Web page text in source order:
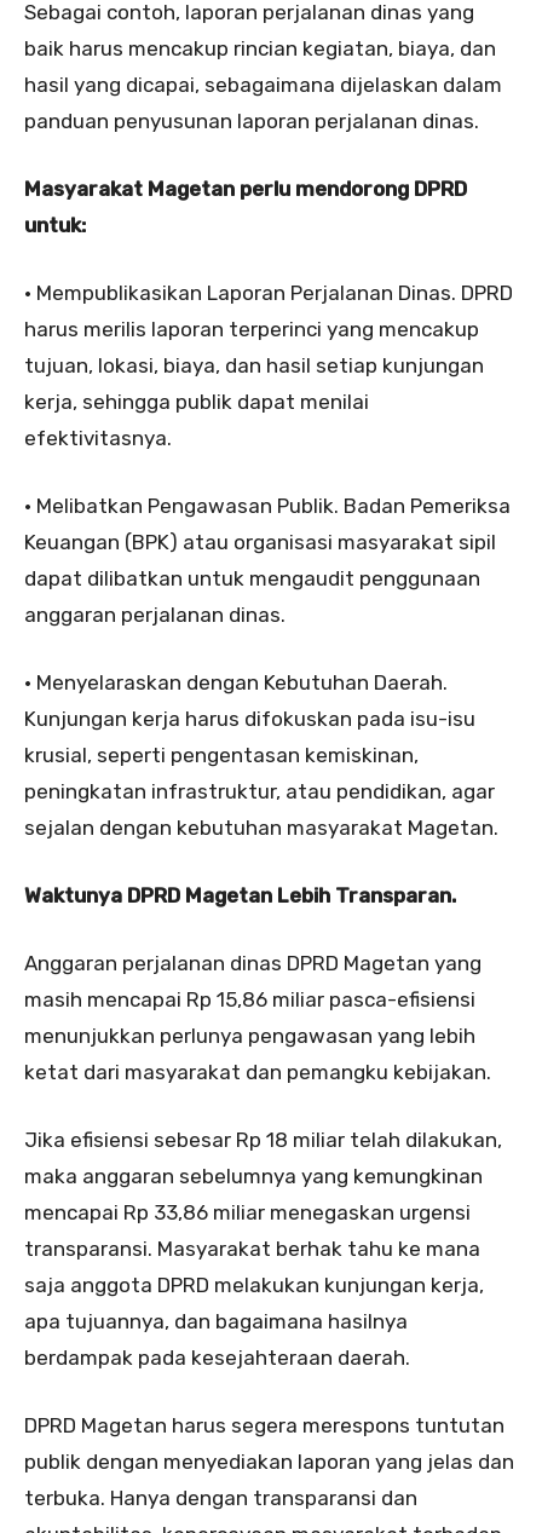
Sebagai contoh, laporan perjalanan dinas yang
baik harus mencakup rincian kegiatan, biaya, dan
hasil yang dicapai, sebagaimana dijelaskan dalam
panduan penyusunan laporan perjalanan dinas.
Masyarakat Magetan perlu mendorong DPRD
untuk:
• Mempublikasikan Laporan Perjalanan Dinas. DPRD
harus merilis laporan terperinci yang mencakup
tujuan, lokasi, biaya, dan hasil setiap kunjungan
kerja, sehingga publik dapat menilai
efektivitasnya.
• Melibatkan Pengawasan Publik. Badan Pemeriksa
Keuangan (BPK) atau organisasi masyarakat sipil
dapat dilibatkan untuk mengaudit penggunaan
anggaran perjalanan dinas.
• Menyelaraskan dengan Kebutuhan Daerah.
Kunjungan kerja harus difokuskan pada isu-isu
krusial, seperti pengentasan kemiskinan,
peningkatan infrastruktur, atau pendidikan, agar
sejalan dengan kebutuhan masyarakat Magetan.
Waktunya DPRD Magetan Lebih Transparan.
Anggaran perjalanan dinas DPRD Magetan yang
masih mencapai Rp 15,86 miliar pasca-efisiensi
menunjukkan perlunya pengawasan yang lebih
ketat dari masyarakat dan pemangku kebijakan.
Jika efisiensi sebesar Rp 18 miliar telah dilakukan,
maka anggaran sebelumnya yang kemungkinan
mencapai Rp 33,86 miliar menegaskan urgensi
transparansi. Masyarakat berhak tahu ke mana
saja anggota DPRD melakukan kunjungan kerja,
apa tujuannya, dan bagaimana hasilnya
berdampak pada kesejahteraan daerah.
DPRD Magetan harus segera merespons tuntutan
publik dengan menyediakan laporan yang jelas dan
terbuka. Hanya dengan transparansi dan